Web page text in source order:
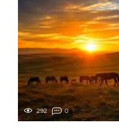
292 0